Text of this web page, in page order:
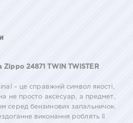
Zippo 24871 TWIN TWISTER
– це справжній символ якості,
не просто аксесуар, а предмет,
серед бензинових запальничок.
виконання роблять її